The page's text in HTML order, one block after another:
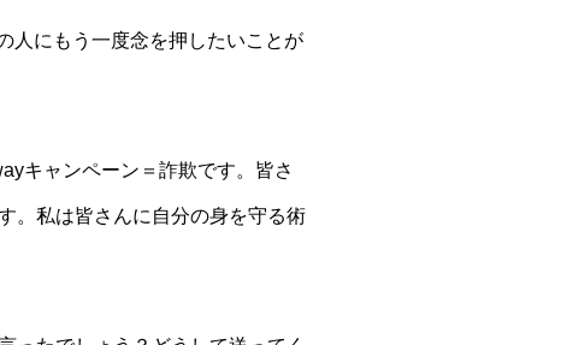
人にもう一度念を押したいことが
キャンペーン＝詐欺です。皆さ
。私は皆さんに自分の身を守る術